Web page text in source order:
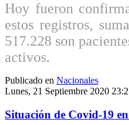
Hoy fueron
estos registros,
517.228 son
activos.
Publicado en Nacionales
Lunes, 21 Septiembre 2020
Situación de Covid-19